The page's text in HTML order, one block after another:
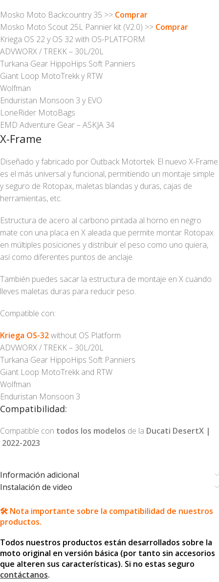
Mosko Moto Backcountry 35 >> Comprar
Mosko Moto Scout 25L Pannier kit (V2.0) >> Comprar
Kriega OS 22 y OS 32 with OS-PLATFORM
ADVWORX / TREKK – 30L/20L
Turkana Gear HippoHips Soft Panniers
Giant Loop MotoTrekk y RTW
Wolfman
Enduristan Monsoon 3 y EVO
LoneRider MotoBags
EMD Adventure Gear – ASKJA 34
X-Frame
Diseñado y fabricado por Outback Motortek. El nuevo X-Frame
es el más universal y funcional, permitiendo un montaje simple
y seguro de Rotopax, maletas blandas y duras, cajas de
herramientas, etc.
Estructura de acero al carbono pintada al horno en negro
mate con una placa en X aleada que permite montar Rotopax
en múltiples posiciones y distribuir el peso como uno quiera,
así como diferentes puntos de anclaje.
También puedes sacar la estructura de montaje en X cuando
lleves maletas duras para reducir peso.
Compatible con:
Kriega OS-32without OS Platform
ADVWORX / TREKK – 30L/20L
Turkana Gear HippoHips Soft Panniers
Giant Loop MotoTrekk and RTW
Wolfman
Enduristan Monsoon 3
Compatibilidad:
Compatible con todos los modelos de la Ducati DesertX |
2022-2023
Información adicional
Instalación de video
🛠️ Nota importante sobre la compatibilidad de nuestros
productos.
Todos nuestros productos están desarrollados sobre la
moto original en versión básica (por tanto sin accesorios
que alteren sus características). Si no estas seguro
contáctanos.